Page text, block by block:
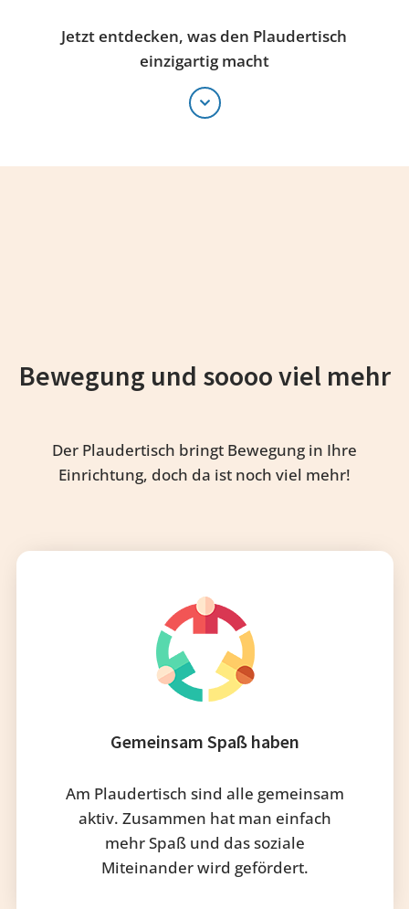
Jetzt entdecken, was den Plaudertisch
einzigartig macht
Bewegung und soooo viel mehr
Der Plaudertisch bringt Bewegung in Ihre
Einrichtung, doch da ist noch viel mehr!
Gemeinsam Spaß haben
Am Plaudertisch sind alle gemeinsam
aktiv. Zusammen hat man einfach
mehr Spaß und das soziale
Miteinander wird gefördert.